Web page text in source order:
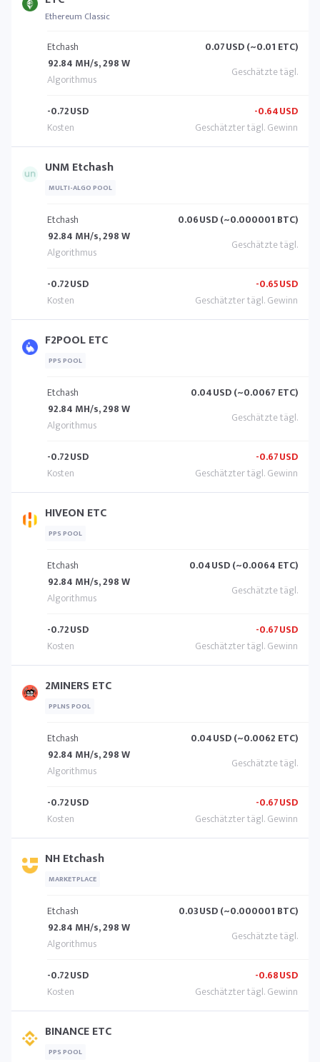
Ethereum Classic
Etchash
92.84 MH/s, 298 W
0.07USD (~0.01 ETC)
-0.72USD -0.64USD
UNM Etchash
MULTI-ALGO POOL
Etchash
92.84 MH/s, 298 W
0.06USD (~0.000001 BTC)
-0.72USD -0.65USD
F2POOL ETC
PPS POOL
Etchash
92.84 MH/s, 298 W
0.04USD (~0.0067 ETC)
-0.72USD -0.67USD
HIVEON ETC
PPS POOL
Etchash
92.84 MH/s, 298 W
0.04USD (~0.0064 ETC)
-0.72USD -0.67USD
2MINERS ETC
PPLNS POOL
Etchash
92.84 MH/s, 298 W
0.04USD (~0.0062 ETC)
-0.72USD -0.67USD
NH Etchash
MARKETPLACE
Etchash
92.84 MH/s, 298 W
0.03USD (~0.000001 BTC)
-0.72USD -0.68USD
BINANCE ETC
PPS POOL